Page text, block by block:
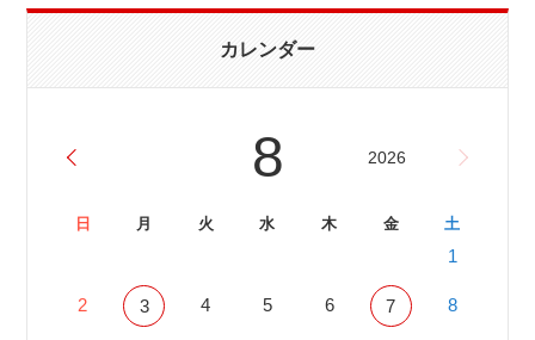
カレンダー
8 2026
日 月 火 水 木 金 土
1
2 3 4 5 6 7 8